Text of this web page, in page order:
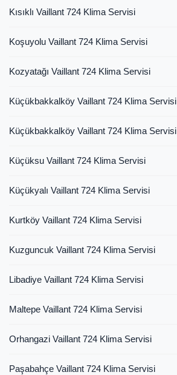
Kısıklı Vaillant 724 Klima Servisi
Koşuyolu Vaillant 724 Klima Servisi
Kozyatağı Vaillant 724 Klima Servisi
Küçükbakkalköy Vaillant 724 Klima Servisi
Küçükbakkalköy Vaillant 724 Klima Servisi
Küçüksu Vaillant 724 Klima Servisi
Küçükyalı Vaillant 724 Klima Servisi
Kurtköy Vaillant 724 Klima Servisi
Kuzguncuk Vaillant 724 Klima Servisi
Libadiye Vaillant 724 Klima Servisi
Maltepe Vaillant 724 Klima Servisi
Orhangazi Vaillant 724 Klima Servisi
Paşabahçe Vaillant 724 Klima Servisi